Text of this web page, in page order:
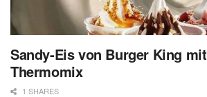
Sandy-Eis von Burger King mit
Thermomix
1 SHARES